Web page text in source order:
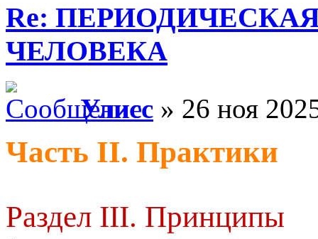
Re:
ЧЕЛОВЕКА
Улисс » 26 ноя
Часть II. Практики
Раздел III. Принципы